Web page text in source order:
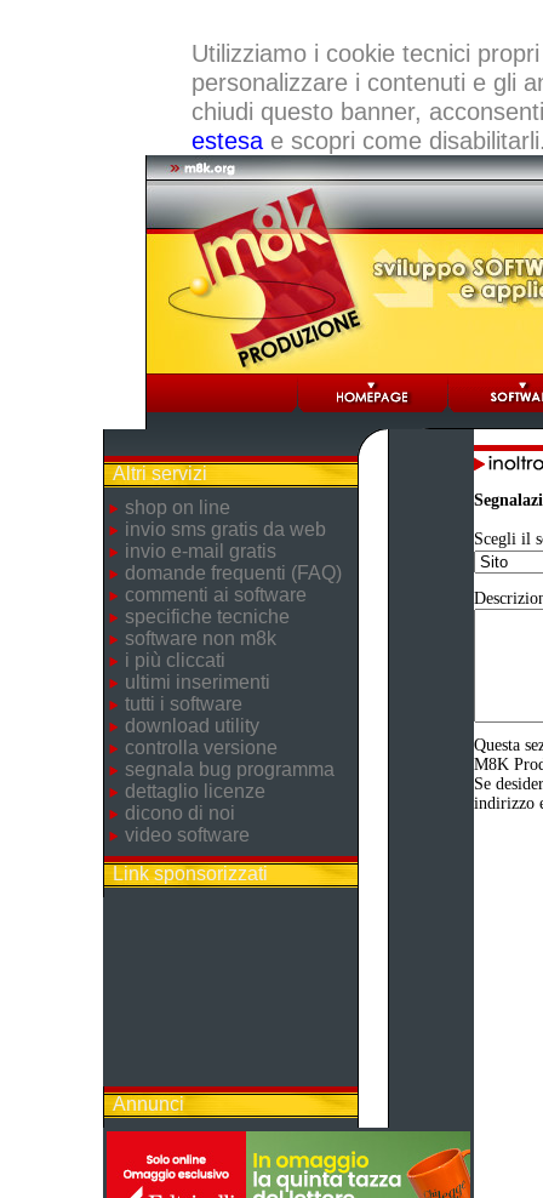
Utilizziamo i cookie tecnici
personalizzare i contenuti e gli
chiudi questo banner,
estesae scopri come
Altri servizi
shop on line
invio sms gratis da web
invio e-mail gratis
domande frequenti (FAQ)
commenti ai software
specifiche tecniche
software non m8k
i più cliccati
ultimi inserimenti
tutti i software
download utility
controlla versione
segnala bug programma
dettaglio licenze
dicono di noi
video software
Link sponsorizzati
Annunci
Scegli il
Questa
M8K
Se
indirizzo